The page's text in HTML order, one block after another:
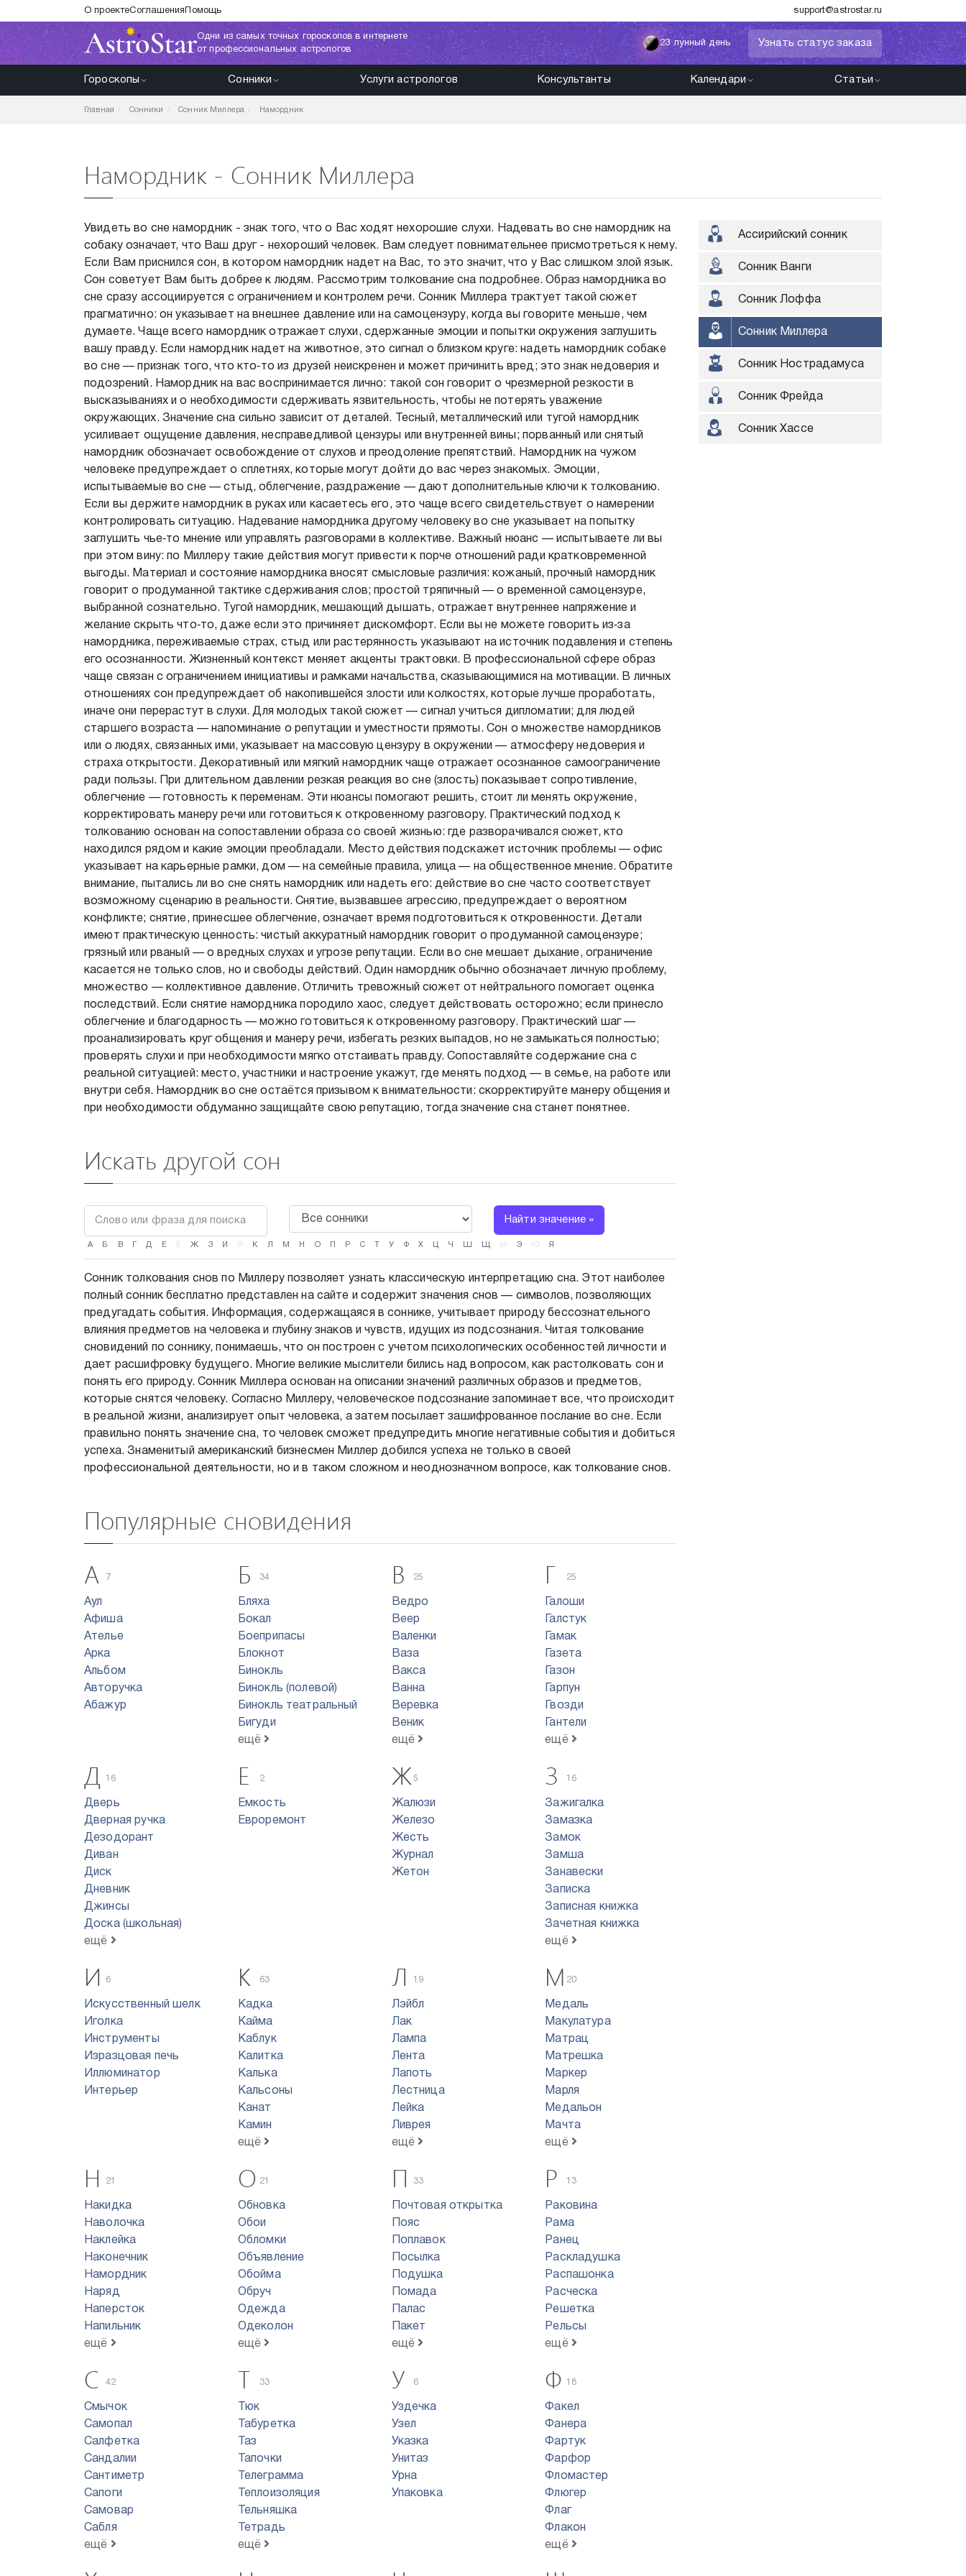
О проектеСоглашения Помощь support@astrostar.ru
Одни из самых точных гороскопов в интернете
от профессиональных астрологов
23 лунный день Узнать статус заказа
Гороскопы Сонники Услуги астрологов Консультанты Календари Статьи
Главная Сонники Сонник Миллера Намордник
Намордник - Сонник Миллера
Увидеть во сне намордник - знак того, что о Вас ходят нехорошие слухи. Надевать во сне намордник на
собаку означает, что Ваш друг - нехороший человек. Вам следует повнимательнее присмотреться к нему.
Если Вам приснился сон, в котором намордник надет на Вас, то это значит, что у Вас слишком злой язык.
Сон советует Вам быть добрее к людям. Рассмотрим толкование сна подробнее. Образ намордника во
сне сразу ассоциируется с ограничением и контролем речи. Сонник Миллера трактует такой сюжет
прагматично: он указывает на внешнее давление или на самоцензуру, когда вы говорите меньше, чем
думаете. Чаще всего намордник отражает слухи, сдержанные эмоции и попытки окружения заглушить
вашу правду. Если намордник надет на животное, это сигнал о близком круге: надеть намордник собаке
во сне — признак того, что кто‑то из друзей неискренен и может причинить вред; это знак недоверия и
подозрений. Намордник на вас воспринимается лично: такой сон говорит о чрезмерной резкости в
высказываниях и о необходимости сдерживать язвительность, чтобы не потерять уважение
окружающих. Значение сна сильно зависит от деталей. Тесный, металлический или тугой намордник
усиливает ощущение давления, несправедливой цензуры или внутренней вины; порванный или снятый
намордник обозначает освобождение от слухов и преодоление препятствий. Намордник на чужом
человеке предупреждает о сплетнях, которые могут дойти до вас через знакомых. Эмоции,
испытываемые во сне — стыд, облегчение, раздражение — дают дополнительные ключи к толкованию.
Если вы держите намордник в руках или касаетесь его, это чаще всего свидетельствует о намерении
контролировать ситуацию. Надевание намордника другому человеку во сне указывает на попытку
заглушить чье‑то мнение или управлять разговорами в коллективе. Важный нюанс — испытываете ли вы
при этом вину: по Миллеру такие действия могут привести к порче отношений ради кратковременной
выгоды. Материал и состояние намордника вносят смысловые различия: кожаный, прочный намордник
говорит о продуманной тактике сдерживания слов; простой тряпичный — о временной самоцензуре,
выбранной сознательно. Тугой намордник, мешающий дышать, отражает внутреннее напряжение и
желание скрыть что‑то, даже если это причиняет дискомфорт. Если вы не можете говорить из‑за
намордника, переживаемые страх, стыд или растерянность указывают на источник подавления и степень
его осознанности. Жизненный контекст меняет акценты трактовки. В профессиональной сфере образ
чаще связан с ограничением инициативы и рамками начальства, сказывающимися на мотивации. В личных
отношениях сон предупреждает об накопившейся злости или колкостях, которые лучше проработать,
иначе они перерастут в слухи. Для молодых такой сюжет — сигнал учиться дипломатии; для людей
старшего возраста — напоминание о репутации и уместности прямоты. Сон о множестве намордников
или о людях, связанных ими, указывает на массовую цензуру в окружении — атмосферу недоверия и
страха открытости. Декоративный или мягкий намордник чаще отражает осознанное самоограничение
ради пользы. При длительном давлении резкая реакция во сне (злость) показывает сопротивление,
облегчение — готовность к переменам. Эти нюансы помогают решить, стоит ли менять окружение,
корректировать манеру речи или готовиться к откровенному разговору. Практический подход к
толкованию основан на сопоставлении образа со своей жизнью: где разворачивался сюжет, кто
находился рядом и какие эмоции преобладали. Место действия подскажет источник проблемы — офис
указывает на карьерные рамки, дом — на семейные правила, улица — на общественное мнение. Обратите
внимание, пытались ли во сне снять намордник или надеть его: действие во сне часто соответствует
возможному сценарию в реальности. Снятие, вызвавшее агрессию, предупреждает о вероятном
конфликте; снятие, принесшее облегчение, означает время подготовиться к откровенности. Детали
имеют практическую ценность: чистый аккуратный намордник говорит о продуманной самоцензуре;
грязный или рваный — о вредных слухах и угрозе репутации. Если во сне мешает дыхание, ограничение
касается не только слов, но и свободы действий. Один намордник обычно обозначает личную проблему,
множество — коллективное давление. Отличить тревожный сюжет от нейтрального помогает оценка
последствий. Если снятие намордника породило хаос, следует действовать осторожно; если принесло
облегчение и благодарность — можно готовиться к откровенному разговору. Практический шаг —
проанализировать круг общения и манеру речи, избегать резких выпадов, но не замыкаться полностью;
проверять слухи и при необходимости мягко отстаивать правду. Сопоставляйте содержание сна с
реальной ситуацией: место, участники и настроение укажут, где менять подход — в семье, на работе или
внутри себя. Намордник во сне остаётся призывом к внимательности: скорректируйте манеру общения и
при необходимости обдуманно защищайте свою репутацию, тогда значение сна станет понятнее.
Искать другой сон
Найти значение »
А Б В Д Е Ё Ж З И Й К Л М Н О Р С У Ф Х Ц Ч Ш Щ Ы Э Ю Я
Сонник толкования снов по Миллеру позволяет узнать классическую интерпретацию сна. Этот наиболее
полный сонник бесплатно представлен на сайте и содержит значения снов — символов, позволяющих
предугадать события. Информация, содержащаяся в соннике, учитывает природу бессознательного
влияния предметов на человека и глубину знаков и чувств, идущих из подсознания. Читая толкование
сновидений по соннику, понимаешь, что он построен с учетом психологических особенностей личности и
дает расшифровку будущего. Многие великие мыслители бились над вопросом, как растолковать сон и
понять его природу. Сонник Миллера основан на описании значений различных образов и предметов,
которые снятся человеку. Согласно Миллеру, человеческое подсознание запоминает все, что происходит
в реальной жизни, анализирует опыт человека, а затем посылает зашифрованное послание во сне. Если
правильно понять значение сна, то человек сможет предупредить многие негативные события и добиться
успеха. Знаменитый американский бизнесмен Миллер добился успеха не только в своей
профессиональной деятельности, но и в таком сложном и неоднозначном вопросе, как толкование снов.
Популярные сновидения
А
7
Аул
Афиша
Ателье
Арка
Альбом
Авторучка
Абажур
Б 34
Бляха
Бокал
Боеприпасы
Блокнот
Бинокль
Бинокль (полевой)
Бинокль театральный
Бигуди
ещё
В 25
Ведро
Веер
Валенки
Ваза
Вакса
Ванна
Веревка
Веник
ещё
Г 25
Галоши
Галстук
Гамак
Газета
Газон
Гарпун
Гвозди
Гантели
ещё
Д 16
Дверь
Дверная ручка
Дезодорант
Диван
Диск
Дневник
Джинсы
Доска (школьная)
ещё
Е 2
Емкость
Евроремонт
Ж 5
Жалюзи
Железо
Жесть
Журнал
Жетон
З 16
Зажигалка
Замазка
Замок
Замша
Занавески
Записка
Записная книжка
Зачетная книжка
ещё
И 6
Искусственный шелк
Иголка
Инструменты
Изразцовая печь
Иллюминатор
Интерьер
К 63
Кадка
Кайма
Каблук
Калитка
Калька
Кальсоны
Канат
Камин
ещё
Л 19
Лэйбл
Лак
Лампа
Лента
Лапоть
Лестница
Лейка
Ливрея
ещё
М 20
Медаль
Макулатура
Матрац
Матрешка
Маркер
Марля
Медальон
Мачта
ещё
Н 21
Накидка
Наволочка
Наклейка
Наконечник
Намордник
Наряд
Наперсток
Напильник
ещё
О 21
Обновка
Обои
Обломки
Объявление
Обойма
Обруч
Одежда
Одеколон
ещё
П 33
Почтовая открытка
Пояс
Поплавок
Посылка
Подушка
Помада
Палас
Пакет
ещё
Р 13
Раковина
Рама
Ранец
Раскладушка
Распашонка
Расческа
Решетка
Рельсы
ещё
С 42
Смычок
Самопал
Салфетка
Сандалии
Сантиметр
Сапоги
Самовар
Сабля
ещё
Т 33
Тюк
Табуретка
Таз
Тапочки
Телеграмма
Теплоизоляция
Тельняшка
Тетрадь
ещё
У 6
Уздечка
Узел
Указка
Унитаз
Урна
Упаковка
Ф 18
Факел
Фанера
Фартук
Фарфор
Фломастер
Флюгер
Флаг
Флакон
ещё
Ассирийский сонник
Сонник Ванги
Сонник Лоффа
Сонник Миллера
Сонник Нострадамуса
Сонник Фрейда
Сонник Хассе